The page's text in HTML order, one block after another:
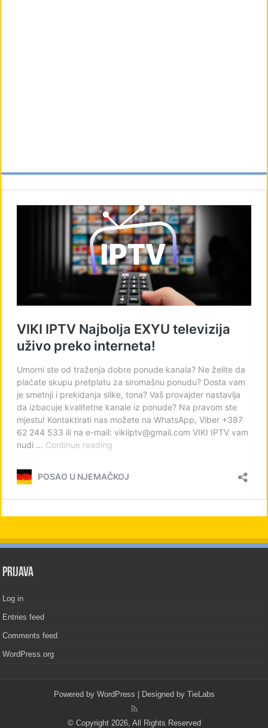
PRIJAVA
Log in
Entries feed
Comments feed
WordPress.org
Powered by WordPress | Designed by TieLabs
© Copyright 2026, All Rights Reserved